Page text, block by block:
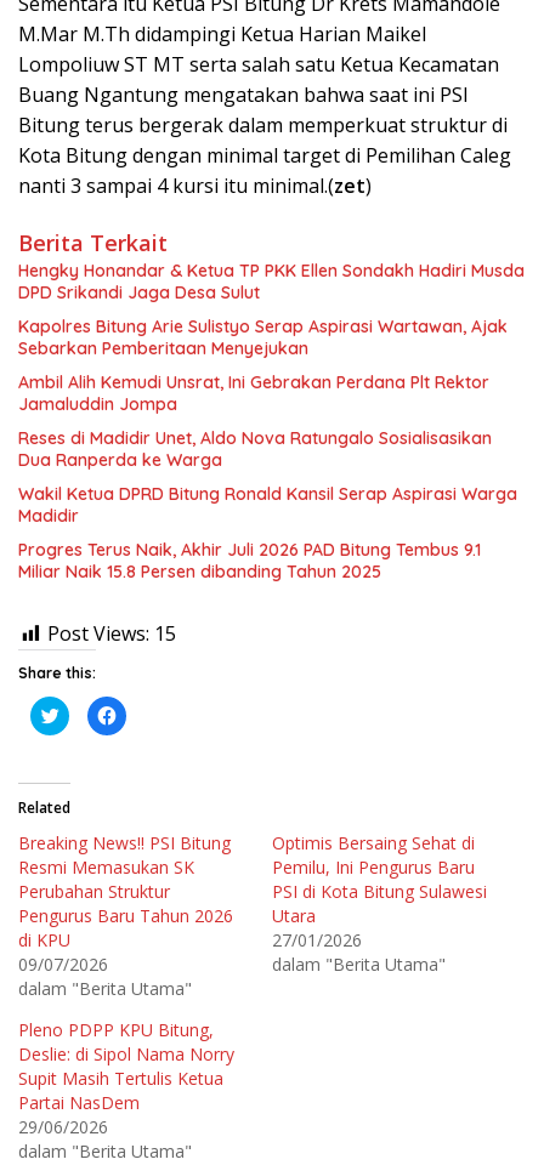
M.Mar M.Th didampingi Ketua Harian Maikel
Lompoliuw ST MT serta salah satu Ketua Kecamatan
Buang Ngantung mengatakan bahwa saat ini PSI
Bitung terus bergerak dalam memperkuat struktur di
Kota Bitung dengan minimal target di Pemilihan Caleg
nanti 3 sampai 4 kursi itu minimal.(zet)
Berita Terkait
Hengky Honandar & Ketua TP PKK Ellen Sondakh Hadiri Musda
DPD Srikandi Jaga Desa Sulut
Kapolres Bitung Arie Sulistyo Serap Aspirasi Wartawan, Ajak
Sebarkan Pemberitaan Menyejukan
Ambil Alih Kemudi Unsrat, Ini Gebrakan Perdana Plt Rektor
Jamaluddin Jompa
Reses di Madidir Unet, Aldo Nova Ratungalo Sosialisasikan
Dua Ranperda ke Warga
Wakil Ketua DPRD Bitung Ronald Kansil Serap Aspirasi Warga
Madidir
Progres Terus Naik, Akhir Juli 2026 PAD Bitung Tembus 9.1
Miliar Naik 15.8 Persen dibanding Tahun 2025
Post Views: 15
Share this:
K
l
n
u
b
e
r
b
a
g
p
a
d
a
i
t
t
e
r
(
M
e
m
K
l
m
m
b
a
g
d
a
c
e
b
o
o
M
Related
Breaking News!! PSI Bitung
Resmi Memasukan SK
Perubahan Struktur
Pengurus Baru Tahun 2026
di KPU
09/07/2026
dalam "Berita Utama"
Optimis Bersaing Sehat di
Pemilu, Ini Pengurus Baru
PSI di Kota Bitung Sulawesi
Utara
27/01/2026
dalam "Berita Utama"
Pleno PDPP KPU Bitung,
Deslie: di Sipol Nama Norry
Supit Masih Tertulis Ketua
Partai NasDem
29/06/2026
dalam "Berita Utama"